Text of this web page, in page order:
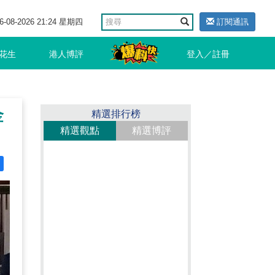
08-2026 21:24 星期四 訂閱通訊
生 港人博評 登入／註冊
精選排行榜
精選觀點
精選博評